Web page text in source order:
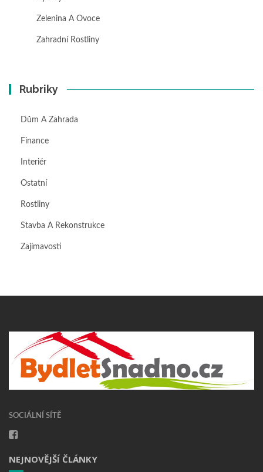
Zelenina A Ovoce
Zahradní Rostliny
Rubriky
Dům A Zahrada
Finance
Interiér
Ostatní
Rostliny
Stavba A Rekonstrukce
Zajímavosti
SOCIÁLNÍ SÍTĚ
NEJNOVĚJŠÍ ČLÁNKY